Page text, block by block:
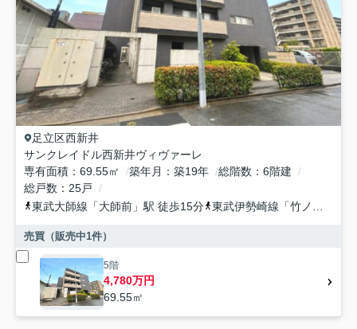
足立区西新井
サンクレイドル西新井ヴィヴァーレ
専有面積
69.55㎡ 築年月 築19年 総階数
6階建
総戸数
25戸
東武大師線 「大師前 」駅 徒歩15分 東武伊勢崎線 「竹ノ塚
売買（販売中1件）
5階
4,780万円
69.55㎡